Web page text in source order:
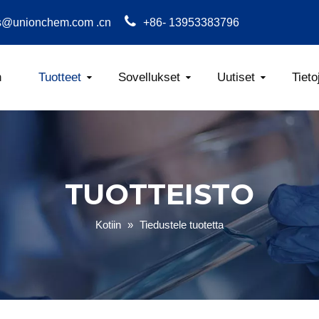
.cn +86- 13953383796
Tuotteet Sovellukset Uutiset
TUOTTEISTO
Kotiin » Tiedustele tuotetta